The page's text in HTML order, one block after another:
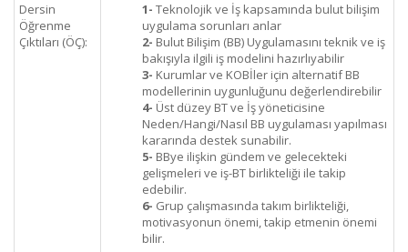
Dersin
Öğrenme
Çıktıları (ÖÇ):
1- Teknolojik ve İş kapsamında bulut bilişim
uygulama sorunları anlar
2- Bulut Bilişim (BB) Uygulamasını teknik ve iş
bakışıyla ilgili iş modelini hazırlıyabilir
3- Kurumlar ve KOBİler için alternatif BB
modellerinin uygunluğunu değerlendirebilir
4- Üst düzey BT ve İş yöneticisine
Neden/Hangi/Nasıl BB uygulaması yapılması
kararında destek sunabilir.
5- BBye ilişkin gündem ve gelecekteki
gelişmeleri ve iş-BT birlikteliği ile takip
edebilir.
6- Grup çalışmasında takım birlikteliği,
motivasyonun önemi, takip etmenin önemi
bilir.